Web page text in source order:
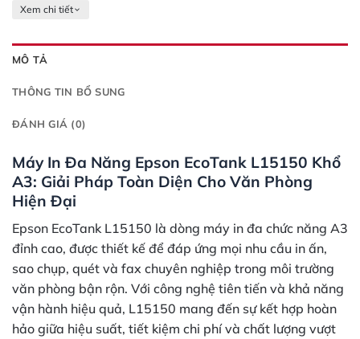
Xem chi tiết
MÔ TẢ
THÔNG TIN BỔ SUNG
ĐÁNH GIÁ (0)
Máy In Đa Năng Epson EcoTank L15150 Khổ
A3: Giải Pháp Toàn Diện Cho Văn Phòng
Hiện Đại
Epson EcoTank L15150 là dòng máy in đa chức năng A3
đỉnh cao, được thiết kế để đáp ứng mọi nhu cầu in ấn,
sao chụp, quét và fax chuyên nghiệp trong môi trường
văn phòng bận rộn. Với công nghệ tiên tiến và khả năng
vận hành hiệu quả, L15150 mang đến sự kết hợp hoàn
hảo giữa hiệu suất, tiết kiệm chi phí và chất lượng vượt